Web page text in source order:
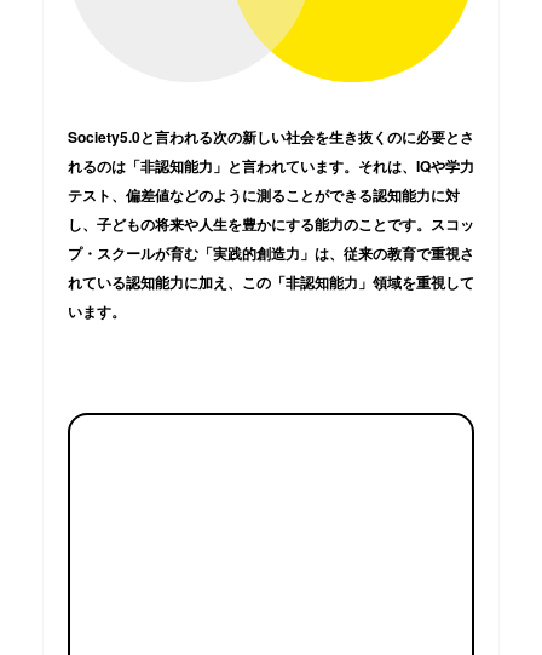
Society5.0と言われる次の新しい社会を生き抜くのに必要とさ
れるのは「非認知能力」と言われています。それは、IQや学力
テスト、偏差値などのように測ることができる認知能力に対
し、子どもの将来や人生を豊かにする能力のことです。スコッ
プ・スクールが育む「実践的創造力」は、従来の教育で重視さ
れている認知能力に加え、この「非認知能力」領域を重視して
います。